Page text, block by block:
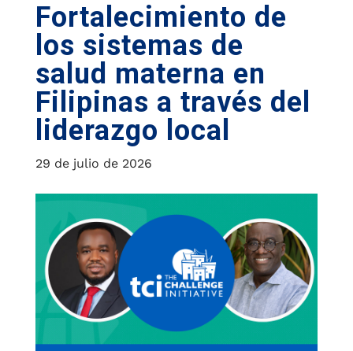
Fortalecimiento de
los sistemas de
salud materna en
Filipinas a través del
liderazgo local
29 de julio de 2026